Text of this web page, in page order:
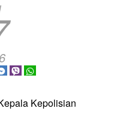
Kepolisian